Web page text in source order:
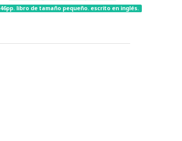
46pp. libro de tamaño pequeño. escrito en inglés.